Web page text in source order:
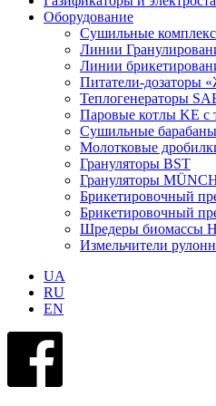
Оборудование
Сушильные
Линии
Линии
Питатели-дозаторы
Теплогенераторы
Паровые котлы KE с
Сушильные
Молотковые
Грануляторы BST
Грануляторы
Брикетировочный
Брикетировочный
Шредеры биомассы
Измельчители
UA
RU
EN